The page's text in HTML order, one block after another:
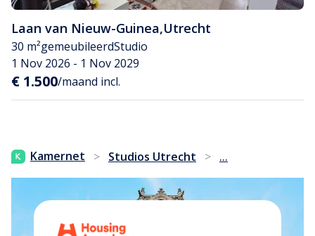
Laan van Nieuw-Guinea,Utrecht
30 m²gemeubileerdStudio
1 Nov 2026 - 1 Nov 2029
€ 1.500/maand incl.
Kamernet > Studios Utrecht > ...